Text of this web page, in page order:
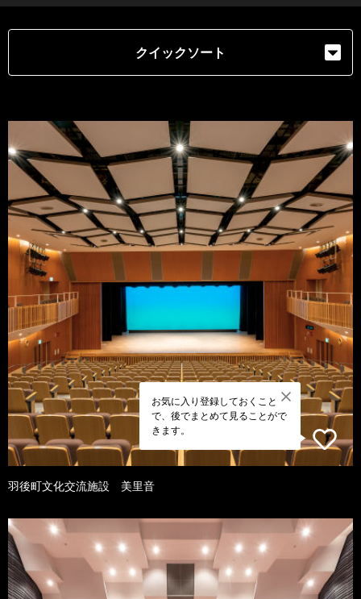
クイックソート
お気に入り登録しておくこと
で、後でまとめて見ることがで
きます。
羽後町文化交流施設 美里音